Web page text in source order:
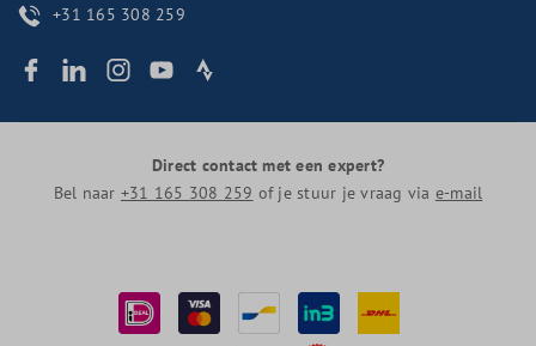
+31 165 308 259
Direct contact met een expert?
Bel naar +31 165 308 259 of je stuur je vraag via e-mail